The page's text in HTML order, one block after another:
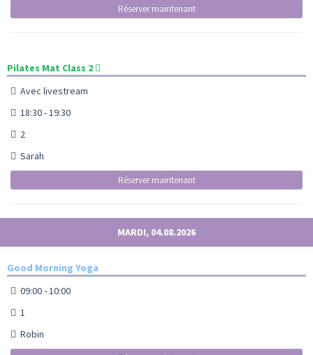
Réserver maintenant
Pilates Mat Class 2
Avec livestream
18:30 - 19:30
2
Sarah
Réserver maintenant
MARDI, 04.08.2026
Good Morning Yoga
09:00 - 10:00
1
Robin